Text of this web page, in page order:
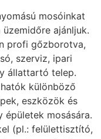
mosóinkat
ajánljuk.
profi gőzborotva,
szerviz, ipari
állattartó telep.
különböző
eszközök és
mosására.
(pl.: felülettisztító,